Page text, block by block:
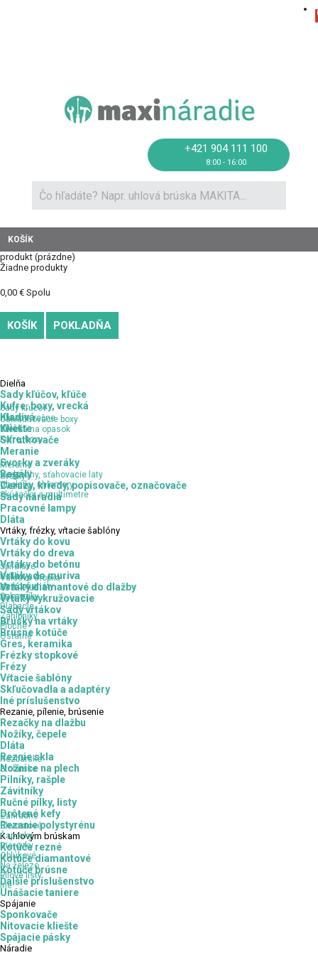
+421 904 111 100
8:00 - 16:00
KOŠÍK
produkt (prázdne)
Žiadne produkty
0,00 € Spolu
KOŠÍK POKLADŇA
Dielňa
Sady kľúčov, kľúče
Sady kľúčov
Hlavice, račne
Kľúče
Kufre, boxy, vrecká
Uskladňovacie boxy
Vrecká na opasok
Kufre, boxy
Kladivá
Kliešte
Skrutkovače
Meranie
Meranie
Vodováhy, sťahovacie laty
Uholníky, uhlomery
Skúšačky a multimetre
Svorky a zveráky
Svorky
Zveráky
Regály
Ceruzy, kriedy, popisovače, označovače
Sady náradia
Pracovné lampy
Dláta
Vrtáky, frézky, vŕtacie šablóny
Vrtáky do kovu
Vrtáky do dreva
Špirálové
Kolíkovacie
Na konfirmáty
Sukovníky
Dlabacie
Záhlbníky
Ploché
Ostatné
Vrtáky do betónu
Valcová stopka
SDS - Plus
SDS - Max
Vrtáky do muriva
Vrtáky diamantové do dlažby
Vrtáky vykružovacie
Sady vrtákov
Brúsky na vrtáky
Brúsne kotúče
Gres, keramika
Frézky stopkové
Frézy
Vŕtacie šablóny
Skľučovadla a adaptéry
Iné príslušenstvo
Rezanie, pílenie, brúsenie
Rezačky na dlažbu
Nožíky, čepele
Dláta
Rezbárske
Stolárske
Reznie skla
Nožnice na plech
Pilníky, rašple
Závitníky
Ručné pílky, listy
Záhradné
Chvostové
Čapovky
Dierovky
Oblúkové
Na železo
Pílové listy
Iné
Drôtené kefy
Rezanie polystyrénu
Kuhlovým brúskam
Kotúče rezné
Kotúče diamantové
Kotúče brúsne
Ďalšie príslušenstvo
Unášacie taniere
Spájanie
Sponkovače
Nitovacie kliešte
Spájacie pásky
Náradie